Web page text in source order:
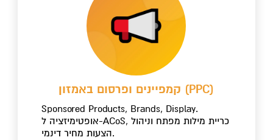
קמפיינים ופרסום באמזון (PPC)
Sponsored Products, Brands, Display.
אופטימיזציה ל-ACoS, כריית מילות מפתח וניהול
הצעות מחיר דינמי.